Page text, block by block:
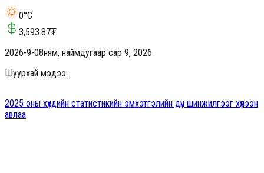
0°C
3,593.87₮
2026-9-08ням, наймдугаар сар 9, 2026
Шуурхай мэдээ:
2025 оны хүүхдийн статистикийн эмхэтгэлийн дүн шинжилгээг хүлээн
авлаа